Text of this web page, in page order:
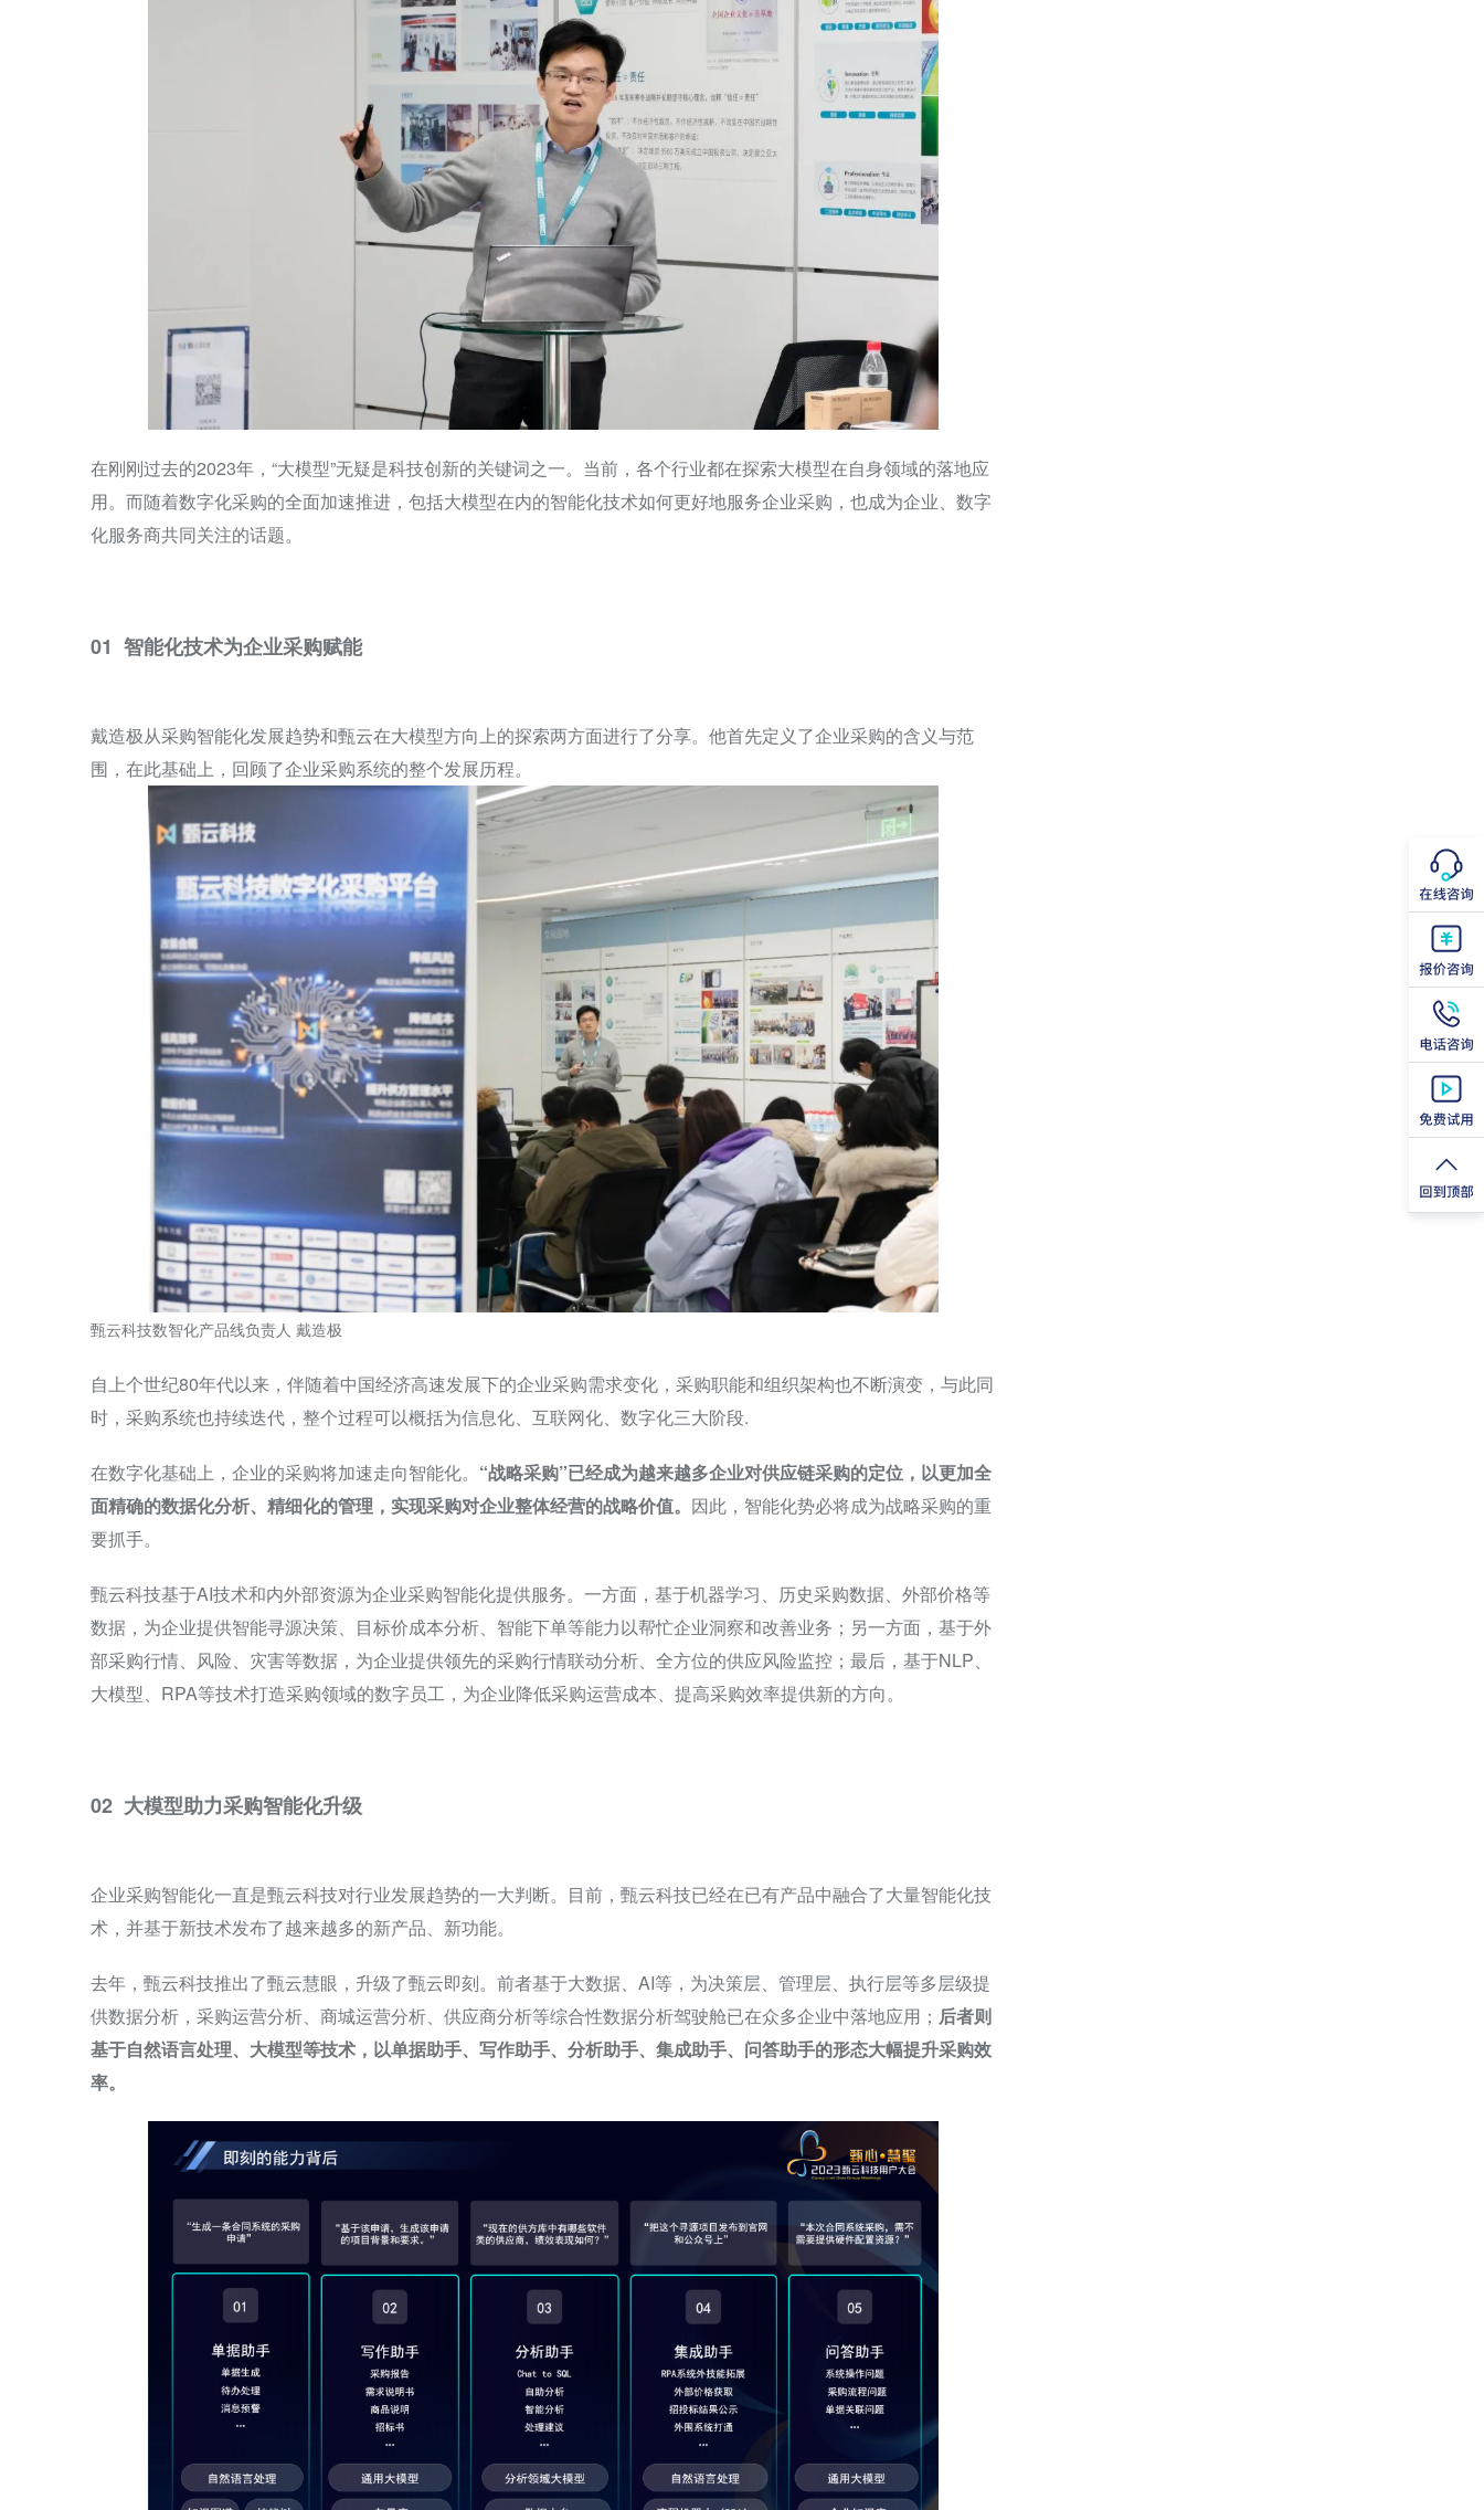
在刚刚过去的2023年，“大模型”无疑是科技创新的关键词之一。当前，各个行业都在探索大模型在自身领域的落地应
用。而随着数字化采购的全面加速推进，包括大模型在内的智能化技术如何更好地服务企业采购，也成为企业、数字
化服务商共同关注的话题。
01 智能化技术为企业采购赋能
戴造极从采购智能化发展趋势和甄云在大模型方向上的探索两方面进行了分享。他首先定义了企业采购的含义与范
围，在此基础上，回顾了企业采购系统的整个发展历程。
甄云科技数智化产品线负责人 戴造极
自上个世纪80年代以来，伴随着中国经济高速发展下的企业采购需求变化，采购职能和组织架构也不断演变，与此同
时，采购系统也持续迭代，整个过程可以概括为信息化、互联网化、数字化三大阶段.
在数字化基础上，企业的采购将加速走向智能化。 “战略采购”已经成为越来越多企业对供应链采购的定位，以更加全
面精确的数据化分析、精细化的管理，实现采购对企业整体经营的战略价值。 因此，智能化势必将成为战略采购的重
要抓手。
甄云科技基于AI技术和内外部资源为企业采购智能化提供服务。一方面，基于机器学习、历史采购数据、外部价格等
数据，为企业提供智能寻源决策、目标价成本分析、智能下单等能力以帮忙企业洞察和改善业务；另一方面，基于外
部采购行情、风险、灾害等数据，为企业提供领先的采购行情联动分析、全方位的供应风险监控；最后，基于NLP、
大模型、RPA等技术打造采购领域的数字员工，为企业降低采购运营成本、提高采购效率提供新的方向。
02 大模型助力采购智能化升级
企业采购智能化一直是甄云科技对行业发展趋势的一大判断。目前，甄云科技已经在已有产品中融合了大量智能化技
术，并基于新技术发布了越来越多的新产品、新功能。
去年，甄云科技推出了甄云慧眼，升级了甄云即刻。前者基于大数据、AI等，为决策层、管理层、执行层等多层级提
供数据分析，采购运营分析、商城运营分析、供应商分析等综合性数据分析驾驶舱已在众多企业中落地应用； 后者则
基于自然语言处理、大模型等技术，以单据助手、写作助手、分析助手、集成助手、问答助手的形态大幅提升采购效
率。